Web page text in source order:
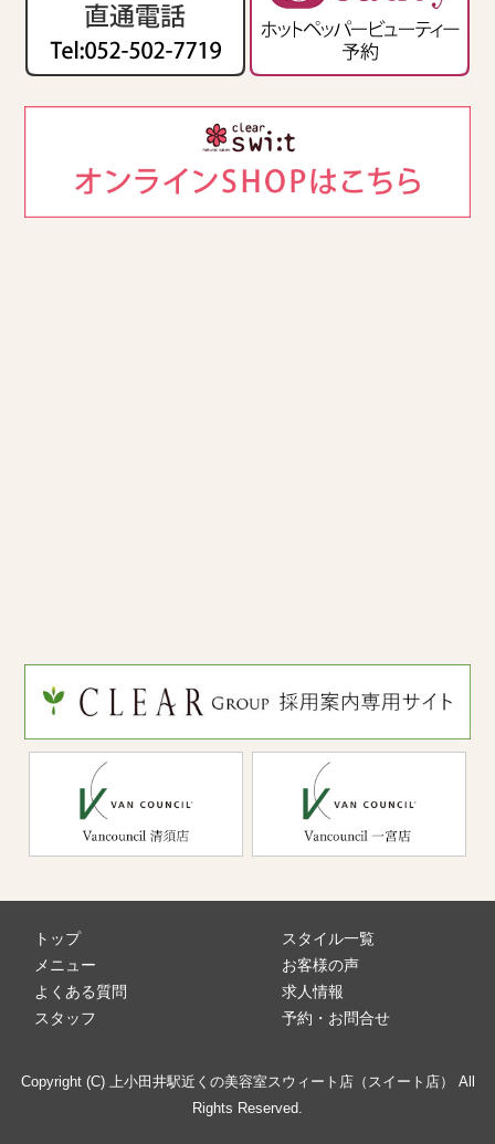
トップ
メニュー
よくある質問
スタッフ
スタイル一覧
お客様の声
求人情報
予約・お問合せ
Copyright (C) 上小田井駅近くの美容室スウィート店（スイート店） All
Rights Reserved.